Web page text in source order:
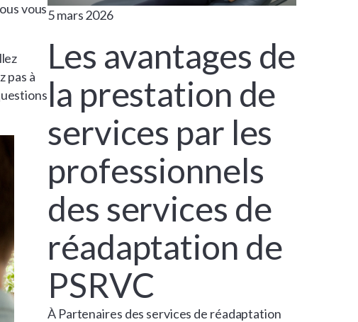
vous
pas à
5 mars 2026
Les avantages de
la prestation de
services par les
professionnels
des services de
réadaptation de
PSRVC
À Partenaires des services de réadaptation